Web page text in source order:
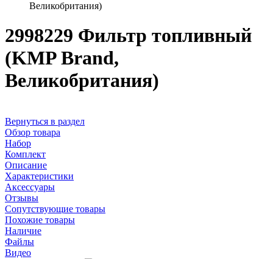
Великобритания)
2998229 Фильтр топливный
(KMP Brand,
Великобритания)
Вернуться в раздел
Обзор товара
Набор
Комплект
Описание
Характеристики
Аксессуары
Отзывы
Сопутствующие товары
Похожие товары
Наличие
Файлы
Видео